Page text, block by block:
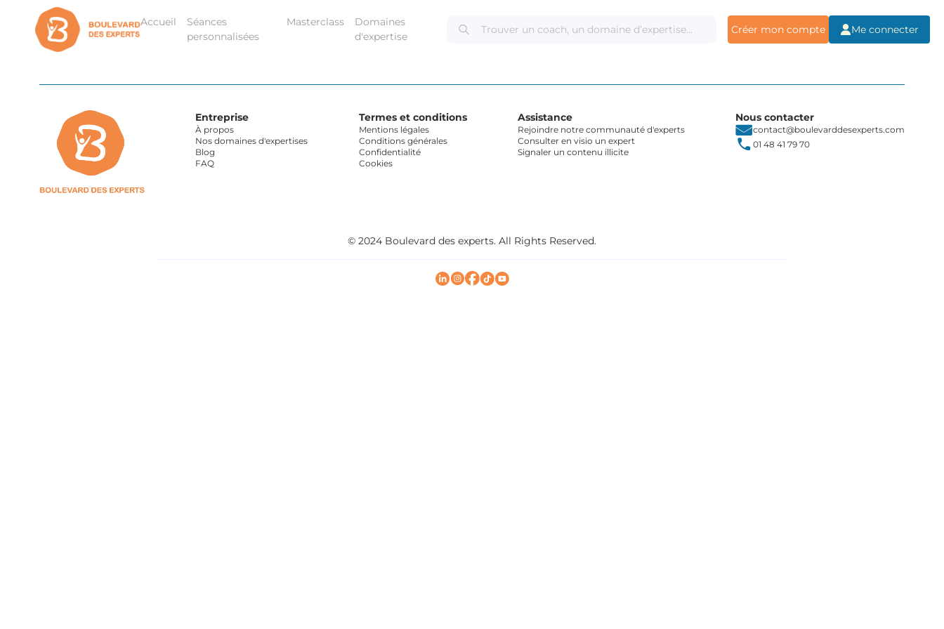
Accueil
Séances
personnalisées
Masterclass
Domaines
d'expertise
Créer mon compte Me connecter
Entreprise
À propos
Nos domaines d'expertises
Blog
FAQ
Termes et conditions
Mentions légales
Conditions générales
Confidentialité
Cookies
Assistance
Rejoindre notre communauté d'experts
Consulter en visio un expert
Signaler un contenu illicite
Nous contacter
contact@boulevarddesexperts.com
01 48 41 79 70
© 2024 Boulevard des experts. All Rights Reserved.